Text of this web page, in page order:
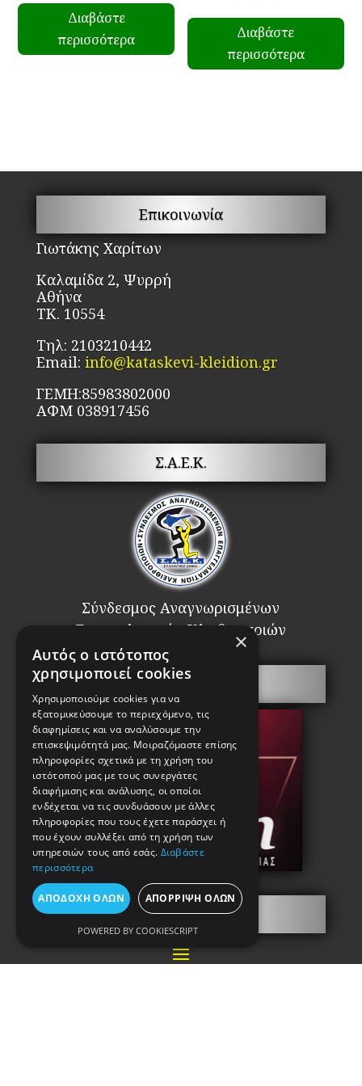
Διαβάστε
περισσότερα
Διαβάστε
περισσότερα
Επικοινωνία
Γιωτάκης Χαρίτων
Καλαμίδα 2, Ψυρρή
Αθήνα
ΤΚ. 10554
Τηλ: 2103210442
Email: info@kataskevi-kleidion.gr
ΓΕΜΗ:85983802000
ΑΦΜ 038917456
Σ.Α.Ε.Κ.
Σύνδεσμος Αναγνωρισμένων
Επαγγελματιών Κλειθροποιών
Πόρτες Ασφαλείας
Πληροφορίες
×
Αυτός ο ιστότοπος
χρησιμοποιεί cookies
Χρησιμοποιούμε cookies για να
εξατομικεύσουμε το περιεχόμενο, τις
διαφημίσεις και να αναλύσουμε την
επισκεψιμότητά μας. Μοιραζόμαστε επίσης
πληροφορίες σχετικά με τη χρήση του
ιστότοπού μας με τους συνεργάτες
διαφήμισης και ανάλυσης, οι οποίοι
ενδέχεται να τις συνδυάσουν με άλλες
πληροφορίες που τους έχετε παράσχει ή
που έχουν συλλέξει από τη χρήση των
υπηρεσιών τους από εσάς. Διαβάστε
περισσότερα
ΑΠΟΔΟΧΉ ΌΛΩΝ ΑΠΌΡΡΙΨΗ ΌΛΩΝ
POWERED BY COOKIESCRIPT